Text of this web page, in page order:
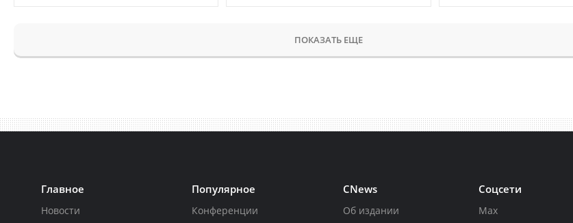
ПОКАЗАТЬ ЕЩЕ
Главное
Новости
Популярное
Конференции
CNews
Об издании
Соцсети
Max